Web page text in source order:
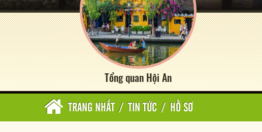
Tổng quan Hội An
TRANG NHẤT / TIN TỨC / HỒ SƠ